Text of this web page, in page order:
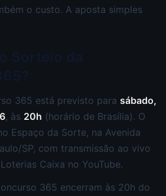
o custo. A aposta simples
365 está previsto para sábado,
, às 20h (horário de Brasília). O
Espaço da Sorte, na Avenida
SP, com transmissão ao vivo
Caixa no YouTube.
365 encerram às 20h do